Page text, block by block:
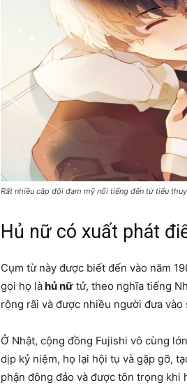
Rất nhiều cặp đôi đam mỹ nổi tiếng đến từ tiểu
Hủ nữ có xuất phát
Cụm từ này được biết đến vào năm
gọi họ làhủ nữ tử, theo nghĩa tiếng
rộng rãi và được nhiều người đưa
Ở Nhật, cộng đồng Fujishi vô cùng
dịp kỷ niệm, họ lại hội tụ và gặp gỡ,
phận đông đảo và được tôn trọng khi